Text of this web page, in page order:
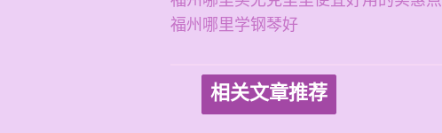
福州哪里学钢琴好
相关文章推荐